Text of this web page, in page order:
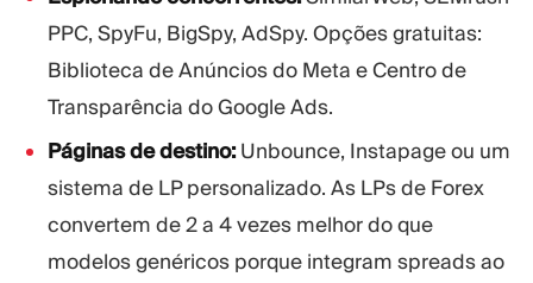
PPC, SpyFu, BigSpy, AdSpy. Opções gratuitas:
Biblioteca de Anúncios do Meta e Centro de
Transparência do Google Ads.
Páginas de destino:Unbounce, Instapage ou um
sistema de LP personalizado. As LPs de Forex
convertem de 2 a 4 vezes melhor do que
modelos genéricos porque integram spreads ao